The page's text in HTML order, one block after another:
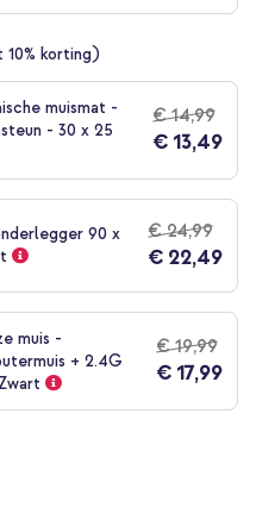
korting)
muismat -
- 30 x 25
€ 14,99
€ 13,49
90 x
€ 24,99
€ 22,49
muis -
+ 2.4G
€ 19,99
€ 17,99